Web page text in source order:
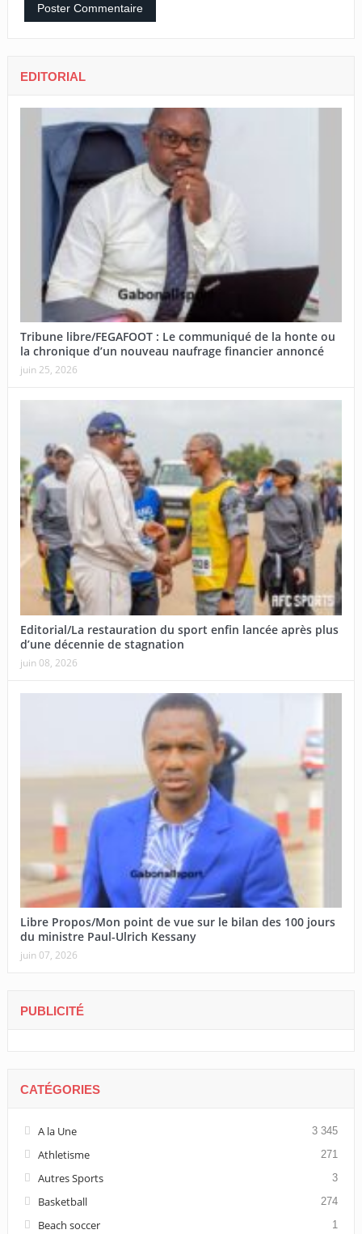
EDITORIAL
Tribune libre/FEGAFOOT : Le communiqué de la honte ou
la chronique d’un nouveau naufrage financier annoncé
juin 25, 2026
Editorial/La restauration du sport enfin lancée après plus
d’une décennie de stagnation
juin 08, 2026
Libre Propos/Mon point de vue sur le bilan des 100 jours
du ministre Paul-Ulrich Kessany
juin 07, 2026
PUBLICITÉ
CATÉGORIES
A la Une 3 345
Athletisme 271
Autres Sports 3
Basketball 274
Beach soccer 1